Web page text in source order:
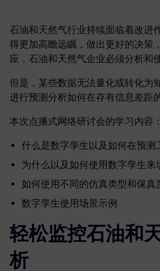
石油和天然气行业持续面临着改进
得更加高瞻远瞩，做出更好的决策
应，石油和天然气企业必须分析和
但是，某些数据无法量化或转化为
进行预测分析如何在存有信息差距
本次点播式网络研讨会的学习内容：
什么是数字孪生以及如何在预测
为什么以及如何使用数字孪生来
如何使用不同的仿真类型和保真
数字孪生使用场景示例
轻松监控石油和
析